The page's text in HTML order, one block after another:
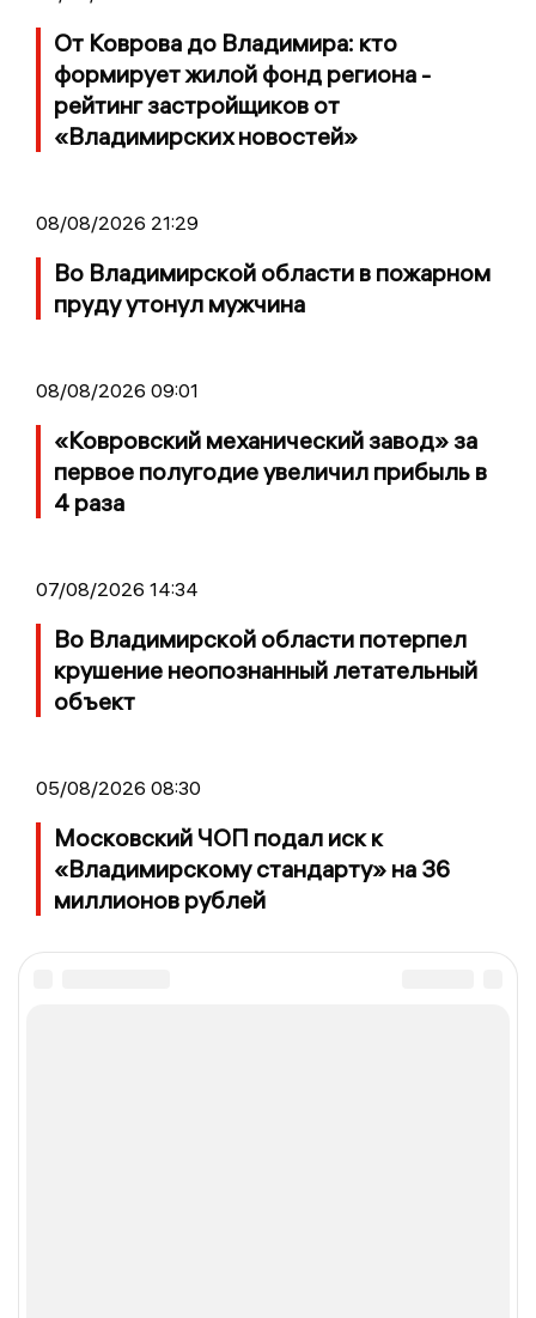
От Коврова до Владимира: кто
формирует жилой фонд региона -
рейтинг застройщиков от
«Владимирских новостей»
08/08/2026 21:29
Во Владимирской области в пожарном
пруду утонул мужчина
08/08/2026 09:01
«Ковровский механический завод» за
первое полугодие увеличил прибыль в
4 раза
07/08/2026 14:34
Во Владимирской области потерпел
крушение неопознанный летательный
объект
05/08/2026 08:30
Московский ЧОП подал иск к
«Владимирскому стандарту» на 36
миллионов рублей